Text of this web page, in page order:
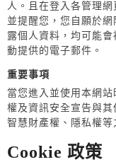
人。且在登入各管理
並提醒您，您自願於
露個人資料，均可能
動提供的電子郵件。
重要事項
當您進入並使用本網
權及資訊安全宣告與
智慧財產權、隱私權等
Cookie 政策